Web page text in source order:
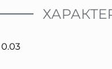
0.03